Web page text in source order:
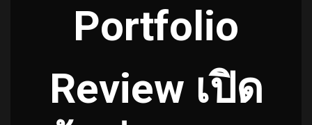
Portfolio
Review เปิด